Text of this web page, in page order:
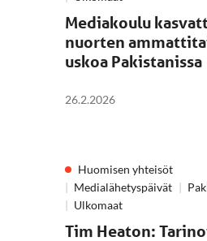
Mediakoulu
nuorten
uskoa Pakistanissa
26.2.2026
Huomisen yhteisöt
Medialähetyspäivät
Ulkomaat
Tim Heaton: